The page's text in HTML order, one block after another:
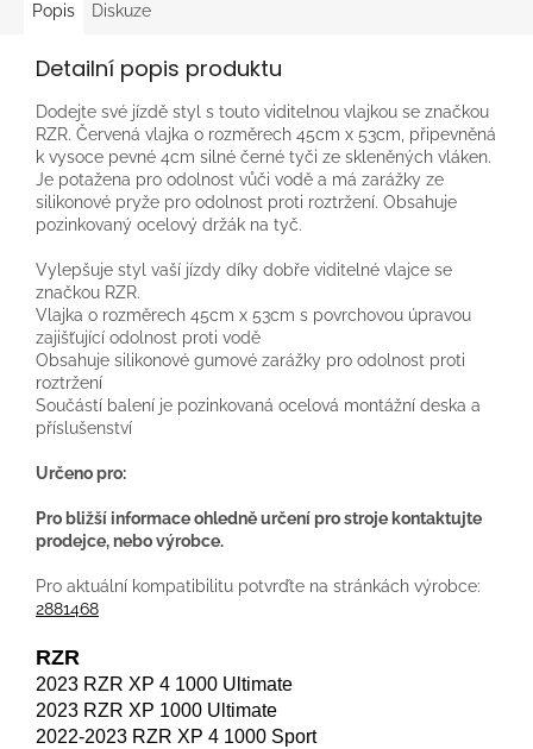
Popis Diskuze
Detailní popis produktu
Dodejte své jízdě styl s touto viditelnou vlajkou se značkou
RZR. Červená vlajka o rozměrech 45cm x 53cm, připevněná
k vysoce pevné 4cm silné černé tyči ze skleněných vláken.
Je potažena pro odolnost vůči vodě a má zarážky ze
silikonové pryže pro odolnost proti roztržení. Obsahuje
pozinkovaný ocelový držák na tyč.
Vylepšuje styl vaší jízdy díky dobře viditelné vlajce se
značkou RZR.
Vlajka o rozměrech 45cm x 53cm s povrchovou úpravou
zajišťující odolnost proti vodě
Obsahuje silikonové gumové zarážky pro odolnost proti
roztržení
Součástí balení je pozinkovaná ocelová montážní deska a
příslušenství
Určeno pro:
Pro bližší informace ohledně určení pro stroje kontaktujte
prodejce, nebo výrobce.
Pro aktuální kompatibilitu potvrďte na stránkách výrobce:
2881468
RZR
2023 RZR XP 4 1000 Ultimate
2023 RZR XP 1000 Ultimate
2022-2023 RZR XP 4 1000 Sport